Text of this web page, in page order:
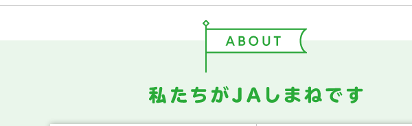
「第48回みどりをまもる小学生作文コンクール」の応募を開始しました
島根県産きぬむすめのキャンペーンが始まりました！
7月子牛市場名簿（隠岐）を更新しました